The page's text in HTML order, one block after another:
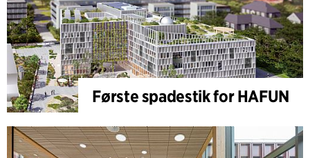
Første spadestik for HAFUN